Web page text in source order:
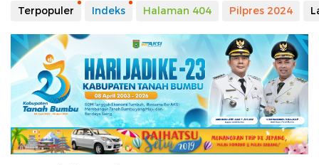
Terpopuler Indeks Halaman 404 Pilpres 2024